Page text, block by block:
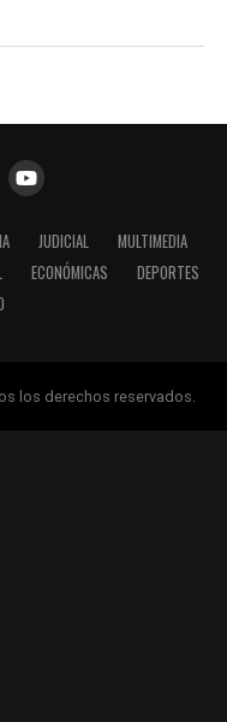
JUDICIAL
MULTIMEDIA
ECONÓMICAS
DEPORTES
los derechos reservados.